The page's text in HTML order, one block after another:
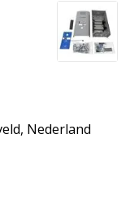
Nederland